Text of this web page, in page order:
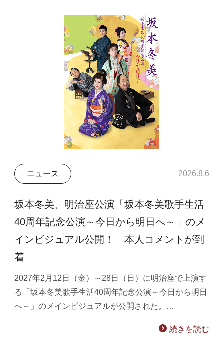
ニュース 2026.8.6
坂本冬美、明治座公演「坂本冬美歌手生活
40周年記念公演～今日から明日へ～」のメ
インビジュアル公開！ 本人コメントが到
着
2027年2月12日（金）～28日（日）に明治座で上演す
る「坂本冬美歌手生活40周年記念公演～今日から明日
へ～」のメインビジュアルが公開された。…
続きを読む